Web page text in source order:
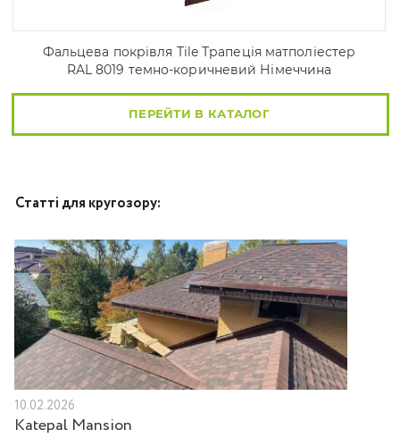
Фальцева покрівля Tile Трапеція матполіестер
RAL 8019 темно-коричневий Німеччина
ПЕРЕЙТИ В КАТАЛОГ
Статті для кругозору:
10.02.2026
Katepal Mansion